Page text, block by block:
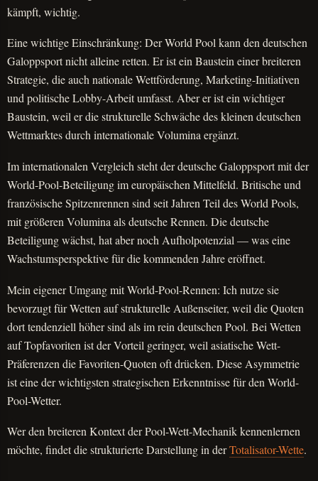
kämpft, wichtig.
Eine wichtige Einschränkung: Der World Pool kann den deutschen
Galoppsport nicht alleine retten. Er ist ein Baustein einer breiteren
Strategie, die auch nationale Wettförderung, Marketing-Initiativen
und politische Lobby-Arbeit umfasst. Aber er ist ein wichtiger
Baustein, weil er die strukturelle Schwäche des kleinen deutschen
Wettmarktes durch internationale Volumina ergänzt.
Im internationalen Vergleich steht der deutsche Galoppsport mit der
World-Pool-Beteiligung im europäischen Mittelfeld. Britische und
französische Spitzenrennen sind seit Jahren Teil des World Pools,
mit größeren Volumina als deutsche Rennen. Die deutsche
Beteiligung wächst, hat aber noch Aufholpotenzial — was eine
Wachstumsperspektive für die kommenden Jahre eröffnet.
Mein eigener Umgang mit World-Pool-Rennen: Ich nutze sie
bevorzugt für Wetten auf strukturelle Außenseiter, weil die Quoten
dort tendenziell höher sind als im rein deutschen Pool. Bei Wetten
auf Topfavoriten ist der Vorteil geringer, weil asiatische Wett-
Präferenzen die Favoriten-Quoten oft drücken. Diese Asymmetrie
ist eine der wichtigsten strategischen Erkenntnisse für den World-
Pool-Wetter.
Wer den breiteren Kontext der Pool-Wett-Mechanik kennenlernen
möchte, findet die strukturierte Darstellung in derTotalisator-Wette.